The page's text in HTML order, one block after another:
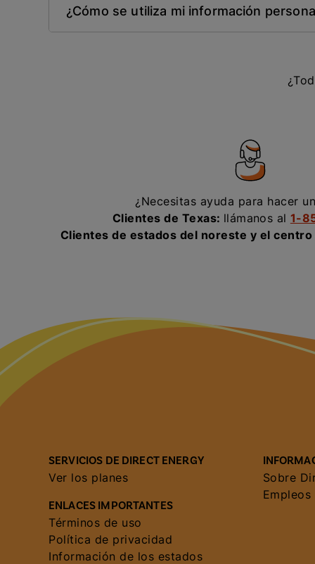
¿Cómo se utiliza mi información
¿Necesitas ayuda para hacer
Clientes de Texas: llámanos al 1-
Clientes de estados del noreste y el centro
SERVICIOS DE DIRECT ENERGY
Ver los planes
ENLACES IMPORTANTES
Términos de uso
Política de privacidad
Información de los estados
Sobre
Empleos